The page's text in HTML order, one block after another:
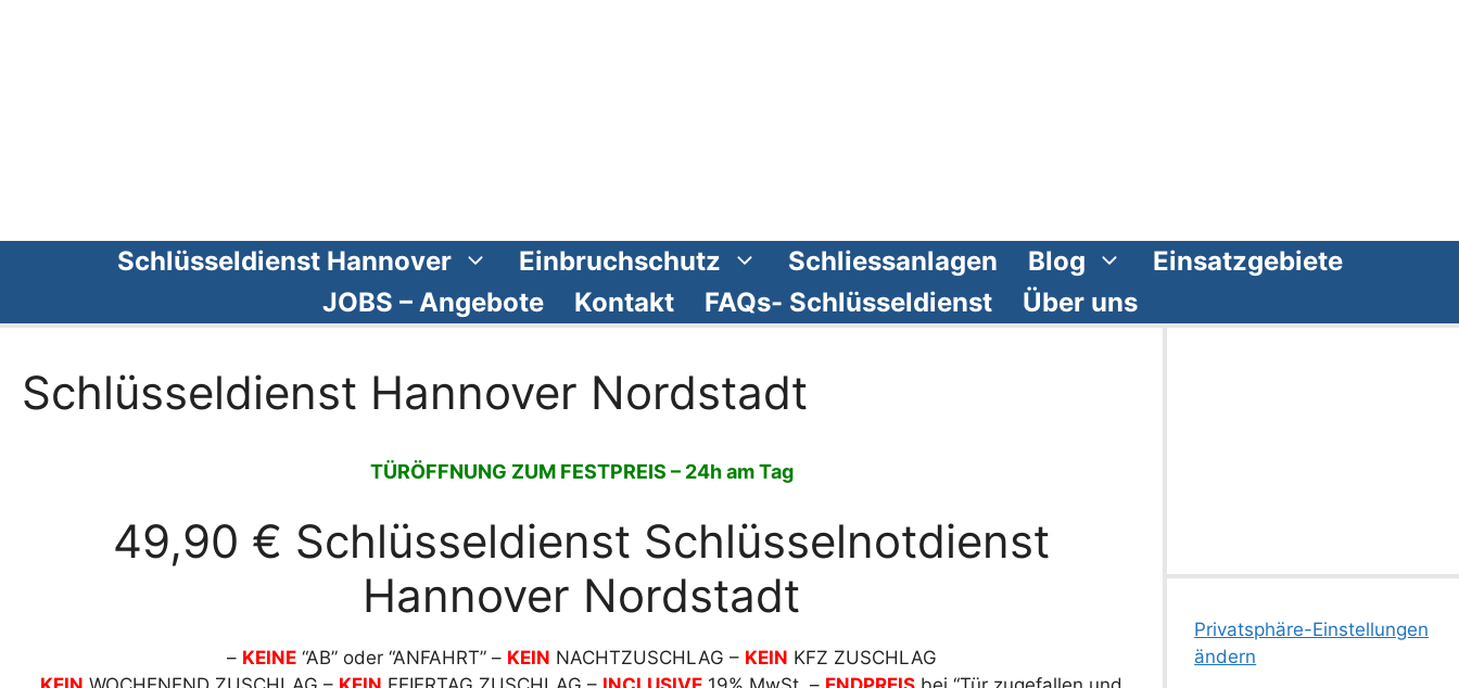
Schlüsseldienst Hannover Einbruchschutz Schliessanlagen Blog
Einsatzgebiete
JOBS – Angebote
Kontakt FAQs- Schlüsseldienst Über uns
Schlüsseldienst Hannover Nordstadt
TÜRÖFFNUNG ZUM FESTPREIS – 24h am Tag
49,90 € Schlüsseldienst Schlüsselnotdienst
Hannover Nordstadt
– KEINE“AB” oder “ANFAHRT” – KEIN NACHTZUSCHLAG – KEIN KFZ ZUSCHLAG
Privatsphäre-Einstellungen
ändern